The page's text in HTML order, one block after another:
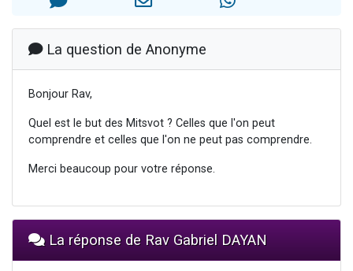
Il reste 49 places pour étudier en groupe sur Zoom
La question de Anonyme
Bonjour Rav,
Quel est le but des Mitsvot ? Celles que l'on peut
comprendre et celles que l'on ne peut pas comprendre.
Merci beaucoup pour votre réponse.
La réponse de Rav Gabriel DAYAN